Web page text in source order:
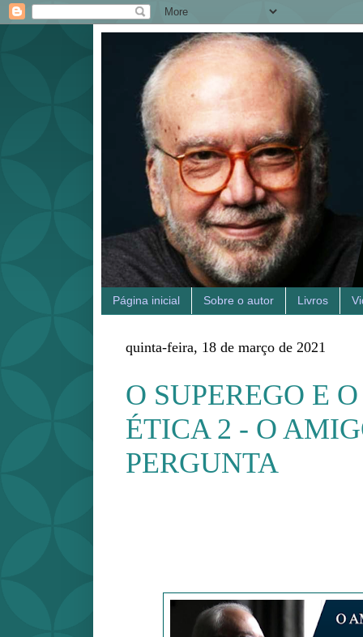
Página inicial Sobre o autor Livros
quinta-feira, 18 de março de 2021
O SUPEREGO E
ÉTICA 2 - O
PERGUNTA